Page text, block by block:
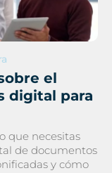
el
digital para
que necesitas
de documentos
y cómo